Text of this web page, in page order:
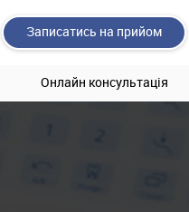
Записатись на прийом
Онлайн консультація